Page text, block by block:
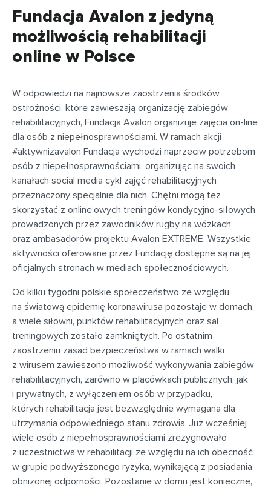
Fundacja Avalon z jedyną
możliwością rehabilitacji
online w Polsce
W odpowiedzi na najnowsze zaostrzenia środków
ostrożności, które zawieszają organizację zabiegów
rehabilitacyjnych, Fundacja Avalon organizuje zajęcia on-line
dla osób z niepełnosprawnościami. W ramach akcji
#aktywnizavalon Fundacja wychodzi naprzeciw potrzebom
osób z niepełnosprawnościami, organizując na swoich
kanałach social media cykl zajęć rehabilitacyjnych
przeznaczony specjalnie dla nich. Chętni mogą też
skorzystać z online’owych treningów kondycyjno-siłowych
prowadzonych przez zawodników rugby na wózkach
oraz ambasadorów projektu Avalon EXTREME. Wszystkie
aktywności oferowane przez Fundację dostępne są na jej
oficjalnych stronach w mediach społecznościowych.
Od kilku tygodni polskie społeczeństwo ze względu
na światową epidemię koronawirusa pozostaje w domach,
a wiele siłowni, punktów rehabilitacyjnych oraz sal
treningowych zostało zamkniętych. Po ostatnim
zaostrzeniu zasad bezpieczeństwa w ramach walki
z wirusem zawieszono możliwość wykonywania zabiegów
rehabilitacyjnych, zarówno w placówkach publicznych, jak
i prywatnych, z wyłączeniem osób w przypadku,
których rehabilitacja jest bezwzględnie wymagana dla
utrzymania odpowiedniego stanu zdrowia. Już wcześniej
wiele osób z niepełnosprawnościami zrezygnowało
z uczestnictwa w rehabilitacji ze względu na ich obecność
w grupie podwyższonego ryzyka, wynikającą z posiadania
obniżonej odporności. Pozostanie w domu jest konieczne,